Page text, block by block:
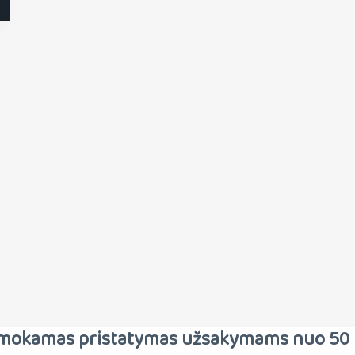
pristatymas užsakymams nuo 50